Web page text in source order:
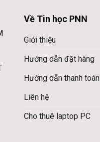
Về Tin học PNN
Giới thiệu
Hướng dẫn đặt hàng
Hướng dẫn thanh toán
Liên hệ
Cho thuê laptop PC